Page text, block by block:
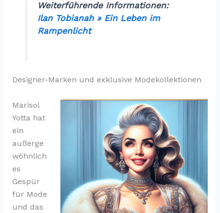
Weiterführende Informationen:
Ilan Tobianah » Ein Leben im
Rampenlicht
Designer-Marken und exklusive Modekollektionen
Marisol
Yotta hat
ein
außerge
wöhnlich
es
Gespür
für Mode
und das